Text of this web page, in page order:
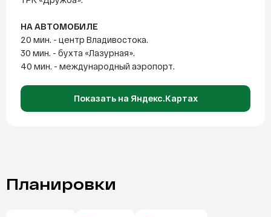
НА АВТОМОБИЛЕ
20 мин. - центр Владивостока.
30 мин. - бухта «Лазурная».
40 мин. - международный аэропорт.
Показать на Яндекс.Картах
Планировки